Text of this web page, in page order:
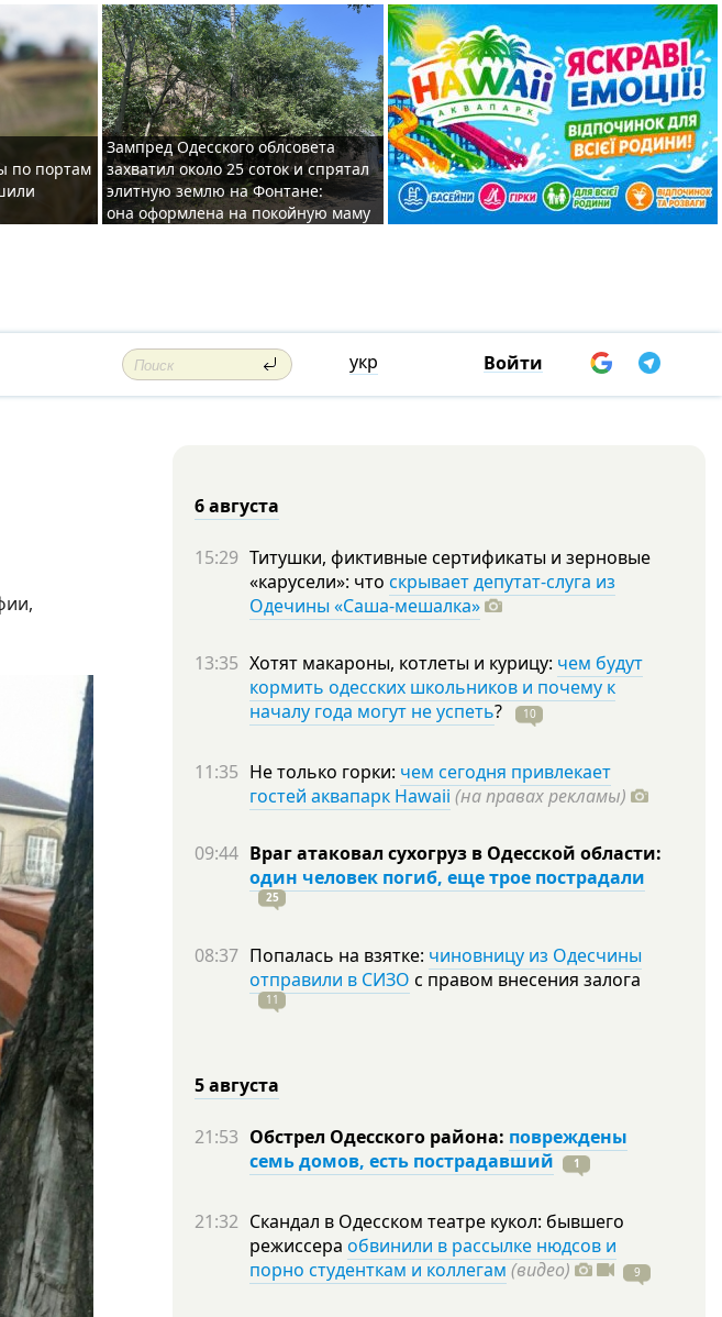
по портам
Зампред Одесского облсовета
захватил около 25 соток и спрятал
элитную землю на Фонтане:
она оформлена на покойную маму
укр Войти
6 августа
15:29 Титушки, фиктивные сертификаты и зерновые
«карусели»: что скрывает депутат-слуга из
Одечины «Саша-мешалка»
13:35 Хотят макароны, котлеты и курицу: чем будут
кормить одесских школьников и почему к
началу года могут не успеть? 10
11:35 Не только горки: чем сегодня привлекает
гостей аквапарк Hawaii (на правах рекламы)
09:44 Враг атаковал сухогруз в Одесской области:
один человек погиб, еще трое пострадали
25
08:37 Попалась на взятке: чиновницу из Одесчины
отправили в СИЗО с правом внесения залога
11
5 августа
21:53 Обстрел Одесского района: повреждены
семь домов, есть пострадавший
1
21:32 Скандал в Одесском театре кукол: бывшего
режиссера обвинили в рассылке нюдсов и
порно студенткам и коллегам (видео) 9